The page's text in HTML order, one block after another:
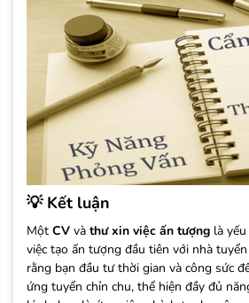
💡 Kết luận
Một CV và thư xin việc ấn tượng là
việc tạo ấn tượng đầu tiên với nhà
rằng bạn đầu tư thời gian và công sức
ứng tuyển chỉn chu, thể hiện đầy đủ